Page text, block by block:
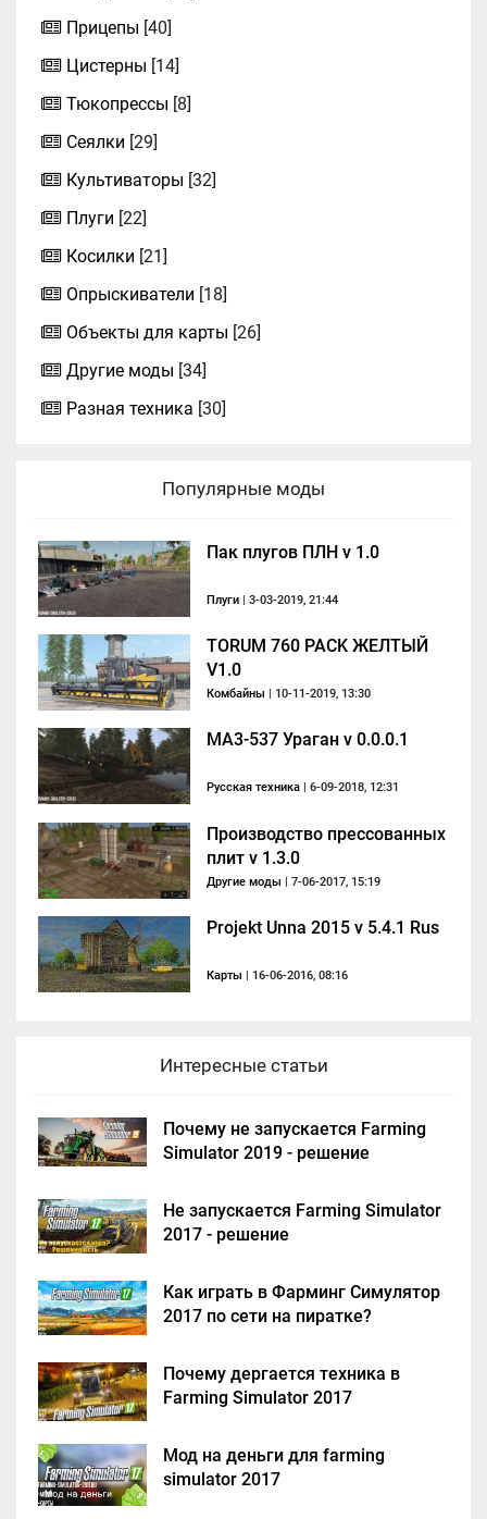
Прицепы [40]
Цистерны [14]
Тюкопрессы [8]
Сеялки [29]
Культиваторы [32]
Плуги [22]
Косилки [21]
Опрыскиватели [18]
Объекты для карты [26]
Другие моды [34]
Разная техника [30]
Популярные моды
Пак плугов ПЛН v 1.0
Плуги | 3-03-2019, 21:44
TORUM 760 PACK ЖЕЛТЫЙ
V1.0
Комбайны | 10-11-2019, 13:30
MA3-537 Ураган v 0.0.0.1
Русская техника | 6-09-2018, 12:31
Производство прессованных
плит v 1.3.0
Другие моды | 7-06-2017, 15:19
Projekt Unna 2015 v 5.4.1 Rus
Карты | 16-06-2016, 08:16
Интересные статьи
Почему не запускается Farming
Simulator 2019 - решение
Не запускается Farming Simulator
2017 - решение
Как играть в Фарминг Симулятор
2017 по сети на пиратке?
Почему дергается техника в
Farming Simulator 2017
Мод на деньги для farming
simulator 2017